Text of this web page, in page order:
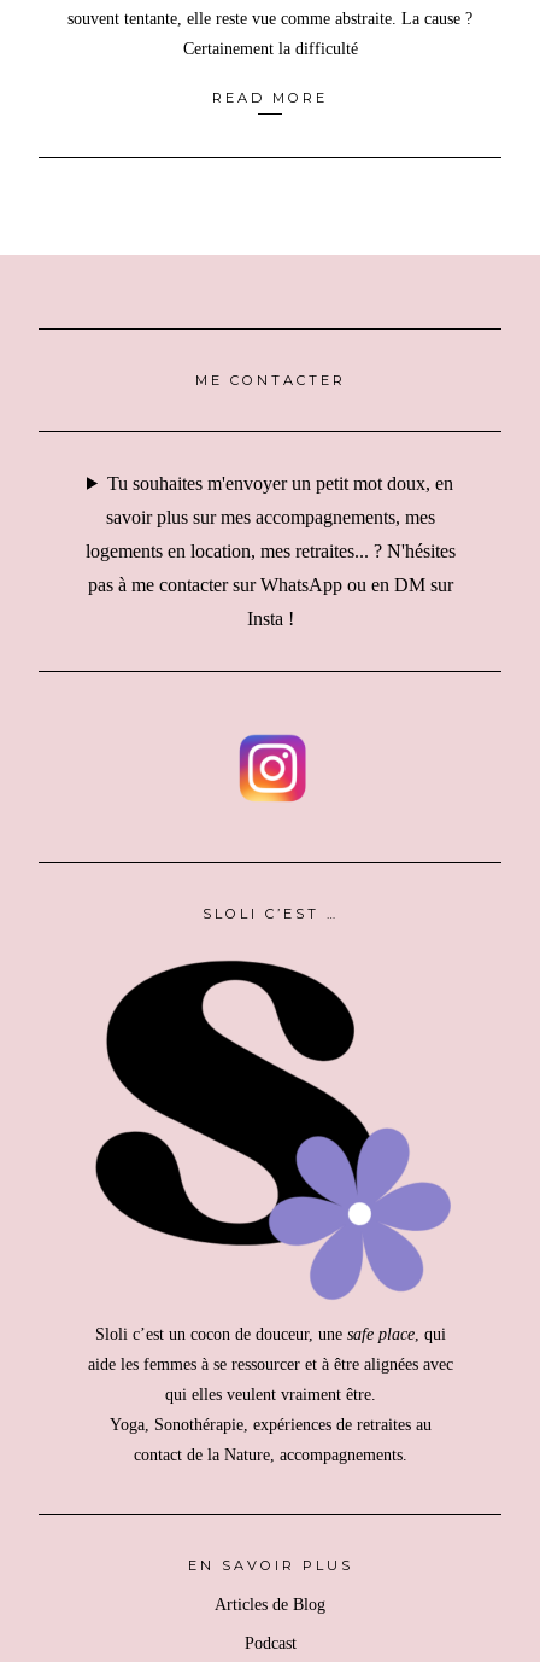
souvent tentante, elle reste vue comme abstraite. La cause ?
Certainement la difficulté
READ MORE
ME CONTACTER
Tu souhaites m'envoyer un petit mot doux, en
savoir plus sur mes accompagnements, mes
logements en location, mes retraites... ? N'hésites
pas à me contacter sur WhatsApp ou en DM sur
Insta !
SLOLI C’EST …
Sloli c’est un cocon de douceur, une safe place, qui
aide les femmes à se ressourcer et à être alignées avec
qui elles veulent vraiment être.
Yoga, Sonothérapie, expériences de retraites au
contact de la Nature, accompagnements.
EN SAVOIR PLUS
Articles de Blog
Podcast